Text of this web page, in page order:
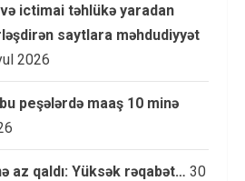
ictimai təhlükə yaradan
saytlara məhdudiyyət
2026
peşələrdə maaş 10 minə
az qaldı: Yüksək rəqabət… 30